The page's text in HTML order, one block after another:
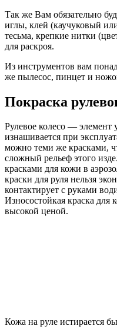
Так же Вам обязательно
иглы, клей (каучуковый
тесьма, крепкие нитки
для раскроя.
Из инструментов вам
же пылесос, пинцет и
Покраска
Рулевое колесо — элемент
изнашивается при
можно теми же красками,
сложный рельеф этого
красками для кожи в
краски для руля нельзя
контактирует с руками
Износостойкая краска для
высокой ценой.
Кожа на руле истирается